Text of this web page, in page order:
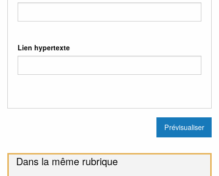
Lien hypertexte
Dans la même rubrique